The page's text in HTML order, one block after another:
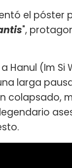
el póster
",
Hanul (Im
larga
colapsado,